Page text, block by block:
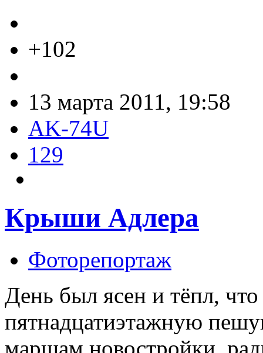
+102
13 марта 2011, 19:58
AK-74U
129
Крыши Адлера
Фоторепортаж
День был ясен и тёпл,
пятнадцатиэтажную
маршам новостройки,